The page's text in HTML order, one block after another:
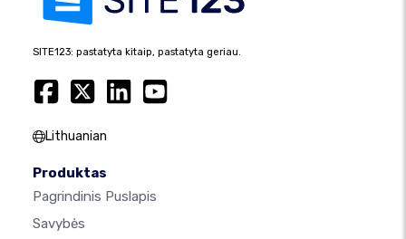
SITE123: pastatyta kitaip, pastatyta geriau.
Lithuanian
Produktas
Pagrindinis Puslapis
Savybės